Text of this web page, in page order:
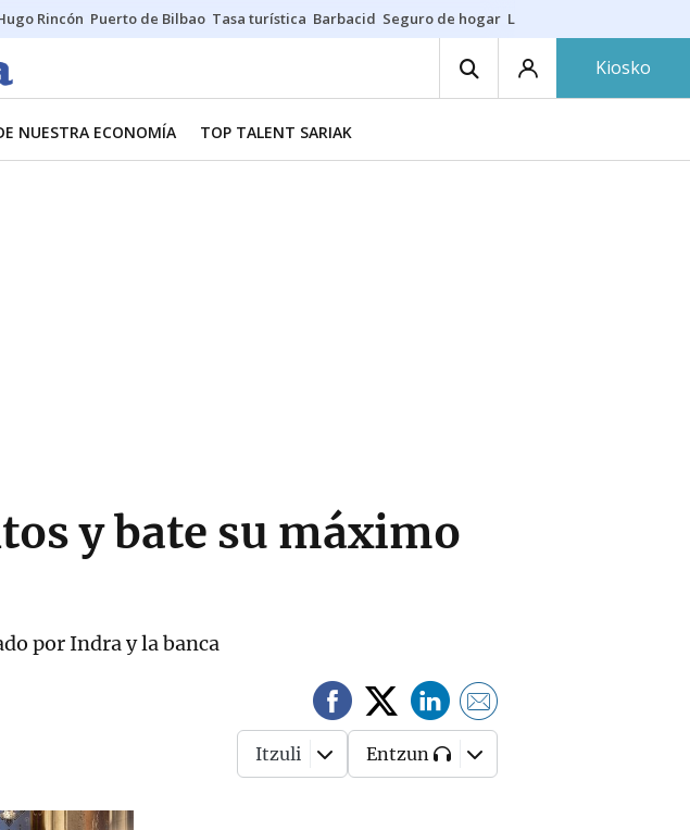
Rincón Puerto de Bilbao Tasa turística Barbacid Seguro de hogar Lío Athletic-Osasuna
Kiosko
NUESTRA ECONOMÍA TOP TALENT SARIAK
y bate su máximo
por Indra y la banca
Itzuli Entzun